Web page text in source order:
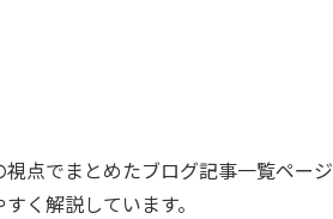
点でまとめたブログ記事一覧ページ
く解説しています。